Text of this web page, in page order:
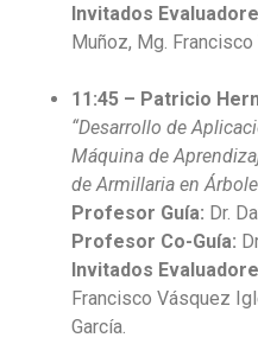
Invitados
Muñoz, Mg.
11:45 – Patricio
“Desarrollo de
Máquina de
de Armillaria en
Profesor Guía: Dr.
Profesor Co-Guía:
Invitados
Francisco Vásquez
García.